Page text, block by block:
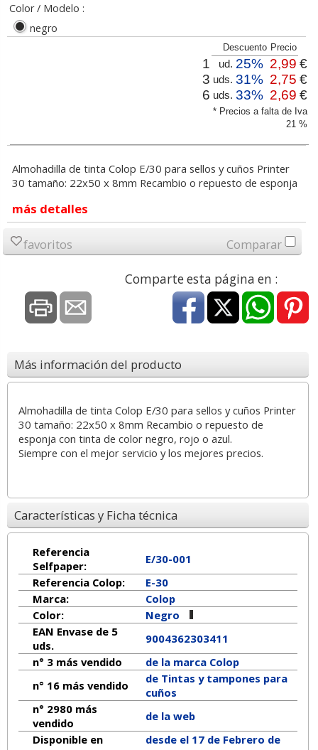
Color / Modelo :
negro
* Precios a falta de Iva
21 %
Descuento Precio
1 ud. 25% 2,99 €
3 uds. 31% 2,75 €
6 uds. 33% 2,69 €
Almohadilla de tinta Colop E/30 para sellos y cuños Printer
30 tamaño: 22x50 x 8mm Recambio o repuesto de esponja
más detalles
favoritos Comparar
Comparte esta página en :
Más información del producto
Almohadilla de tinta Colop E/30 para sellos y cuños Printer
30 tamaño: 22x50 x 8mm Recambio o repuesto de
esponja con tinta de color negro, rojo o azul.
Siempre con el mejor servicio y los mejores precios.
Características y Ficha técnica
Referencia
Selfpaper:
E/30-001
Referencia Colop:
E-30
Marca:
Colop
Color:
Negro
EAN Envase de 5
uds.
9004362303411
n° 3 más vendido
de la marca Colop
n° 16 más vendido
de Tintas y tampones para
cuños
n° 2980 más
vendido
de la web
Disponible en
desde el 17 de Febrero de